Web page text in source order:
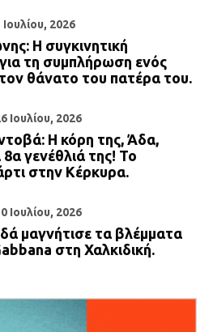
Ιουλίου, 2026
Η συγκινητική
τη συμπλήρωση ενός
θάνατο του πατέρα του.
Ιουλίου, 2026
Η κόρη της, Άδα,
8α γενέθλιά της! Το
στην Κέρκυρα.
Ιουλίου, 2026
μαγνήτισε τα βλέμματα
στη Χαλκιδική.